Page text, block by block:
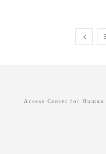
3
Access Center for